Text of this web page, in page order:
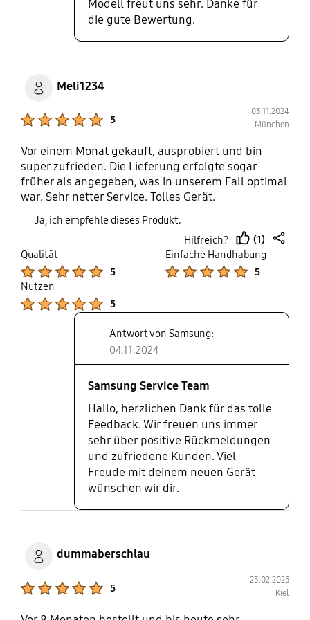
Modell freut uns sehr. Danke für
die gute Bewertung.
Meli1234
5
03.11.2024
München
Vor einem Monat gekauft, ausprobiert und bin
super zufrieden. Die Lieferung erfolgte sogar
früher als angegeben, was in unserem Fall optimal
war. Sehr netter Service. Tolles Gerät.
relativ leise und hat sehr viel Stauraum.
Ja, ich empfehle dieses Produkt.
Hilfreich?
thumb
up
(1)
Qualität
5
Einfache Handhabung
5
Nutzen
5
Antwort von Samsung:
04.11.2024
Samsung Service Team
Hallo, herzlichen Dank für das tolle
Feedback. Wir freuen uns immer
sehr über positive Rückmeldungen
und zufriedene Kunden. Viel
Freude mit deinem neuen Gerät
wünschen wir dir.
dummaberschlau
5
23.02.2025
Kiel